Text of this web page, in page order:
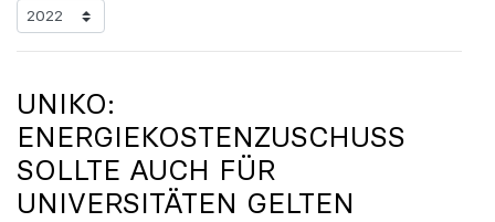
UNIKO:
ENERGIEKOSTENZUSCHUSS
SOLLTE AUCH FÜR
UNIVERSITÄTEN GELTEN